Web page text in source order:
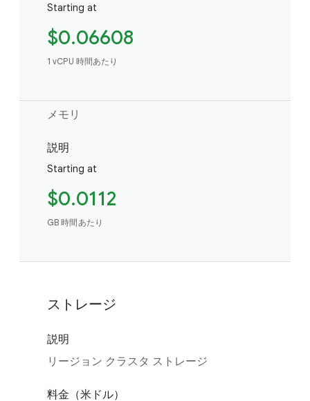
Starting at
$0.06608
1 vCPU 時間あたり
メモリ
説明
Starting at
$0.0112
GB 時間あたり
ストレージ
説明
リージョン クラスタ ストレージ
料金（米ドル）